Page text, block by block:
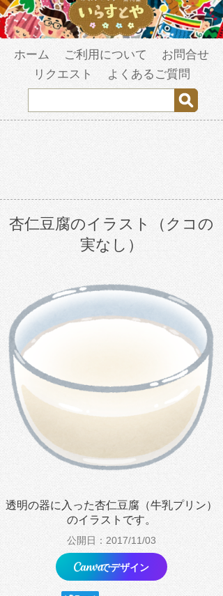
ホーム ご利用について
お問合せ
リクエスト
よくあるご質問
杏仁豆腐のイラスト（クコの
実なし）
透明の器に入った杏仁豆腐（牛乳プリン）
のイラストです。
公開日：2017/11/03
でデザイン